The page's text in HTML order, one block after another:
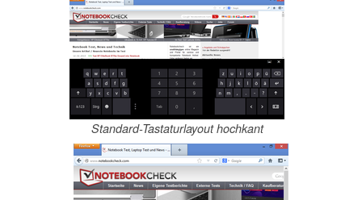
Standard-Tastaturlayout hochkant